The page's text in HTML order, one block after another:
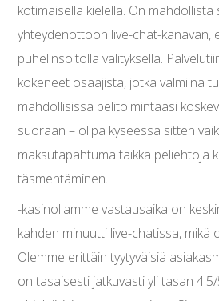
kotimaisella kielellä. On mahdollista
yhteydenottoon live-chat-kanavan,
puhelinsoitolla välityksellä.
kokeneet osaajista, jotka valmiina
mahdollisissa pelitoimintaasi
suoraan – olipa kyseessä sitten
maksutapahtuma taikka peliehtoja
täsmentäminen.
-kasinollamme vastausaika on
kahden minuutti live-chatissa, mikä
Olemme erittäin tyytyväisiä
on tasaisesti jatkuvasti yli tasan